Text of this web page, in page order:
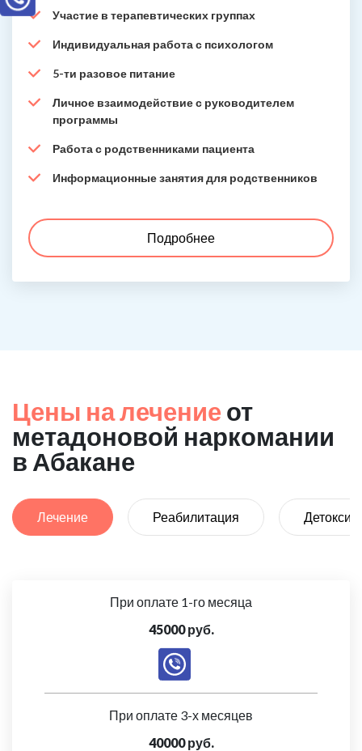
Участие в терапевтических группах
Индивидуальная работа с психологом
5-ти разовое питание
Личное взаимодействие с руководителем
программы
Работа с родственниками пациента
Информационные занятия для родственников
Подробнее
Цены на лечение от
метадоновой наркомании
в Абакане
Лечение Реабилитация
При оплате 1-го месяца
45000 руб.
При оплате 3-х месяцев
40000 руб.